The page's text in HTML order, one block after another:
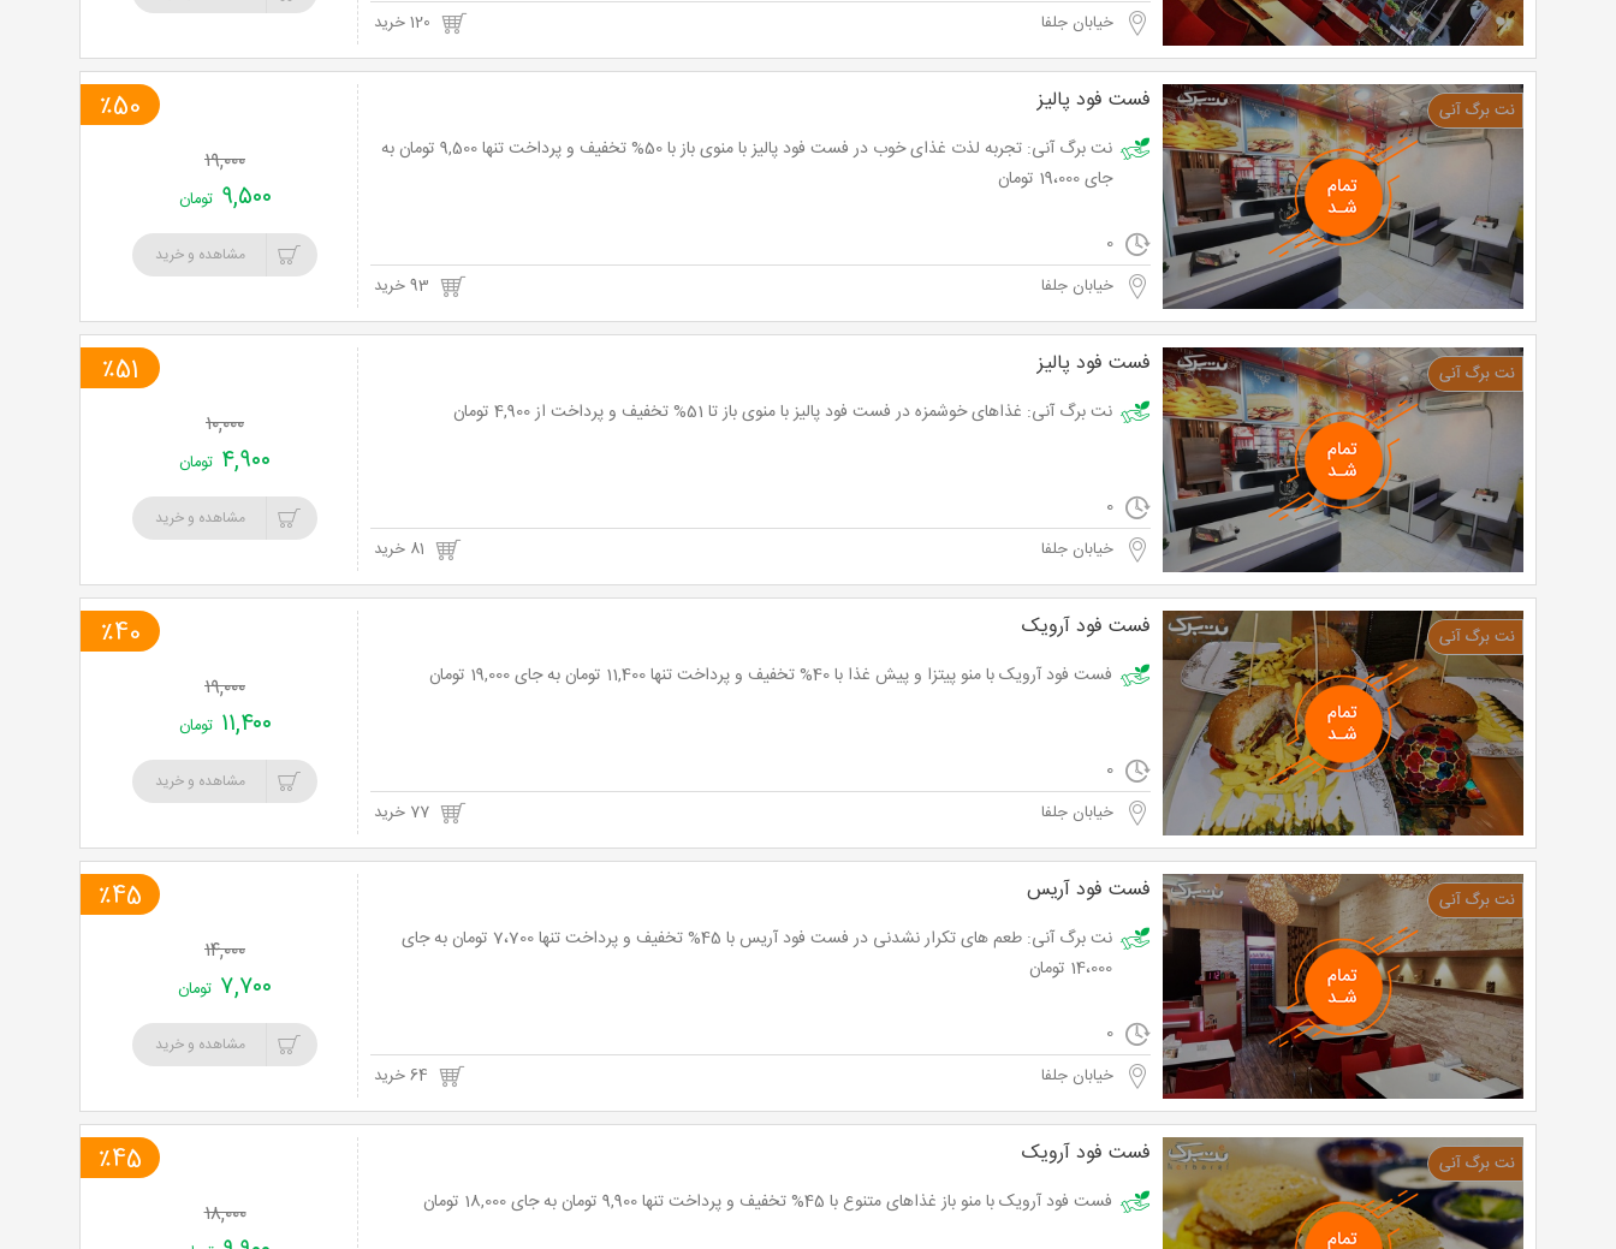
خیابان جلفا
فست فود پالیز
نت برگ آنی: تجربه لذت غذای خوب در فست فود پالیز با منوی باز با 50% تخفیف و پرداخت تنها 9,500 تومان به
جای 19،000 تومان
0
خیابان جلفا
٪50
۱۹,۰۰۰
۹,۵۰۰ تومان
مشاهده و خرید
فست فود پالیز
نت برگ آنی: غذاهای خوشمزه در فست فود پالیز با منوی باز تا 51% تخفیف و پرداخت از 4,900 تومان
0
خیابان جلفا
٪51
۱۰,۰۰۰
۴,۹۰۰ تومان
مشاهده و خرید
فست فود آرویک
فست فود آرویک با منو پیتزا و پیش غذا با 40% تخفیف و پرداخت تنها 11,400 تومان به جای 19,000 تومان
0
خیابان جلفا 77 خرید
٪40
۱۹,۰۰۰
۱۱,۴۰۰ تومان
مشاهده و خرید
فست فود آریس
نت برگ آنی: طعم های تکرار نشدنی در فست فود آریس با 45% تخفیف و پرداخت تنها 7،700 تومان به جای
14،000 تومان
0
خیابان جلفا
٪45
۱۴,۰۰۰
۷,۷۰۰ تومان
مشاهده و خرید
فست فود آرویک
فست فود آرویک با منو باز غذاهای متنوع با 45% تخفیف و پرداخت تنها 9,900 تومان به جای 18,000 تومان
٪45
۱۸,۰۰۰